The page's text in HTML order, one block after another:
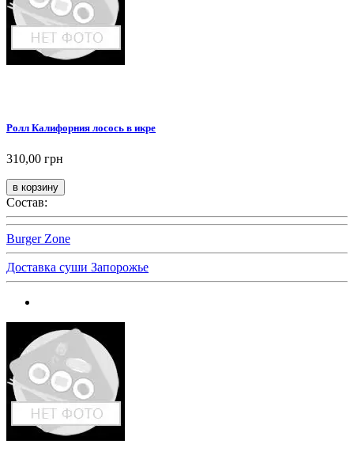
Ролл Калифорния лосось в икре
310,00 грн
Состав:
Burger Zone
Доставка суши Запорожье